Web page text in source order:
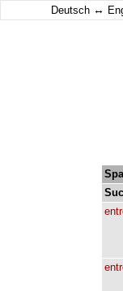
Deutsch ↔